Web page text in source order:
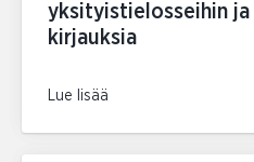
yksityistielosseihin
kirjauksia
Lue lisää